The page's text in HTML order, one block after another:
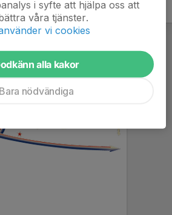
i syfte att hjälpa oss att
våra tjänster.
vi cookies
alla kakor
Bara nödvändiga